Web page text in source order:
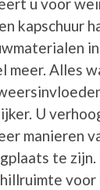
kapschuur
Alles
U
manieren
te zijn.